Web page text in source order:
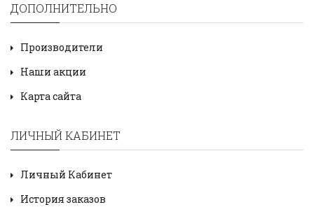
ДОПОЛНИТЕЛЬНО
Производители
Наши акции
Карта сайта
ЛИЧНЫЙ КАБИНЕТ
Личный Кабинет
История заказов